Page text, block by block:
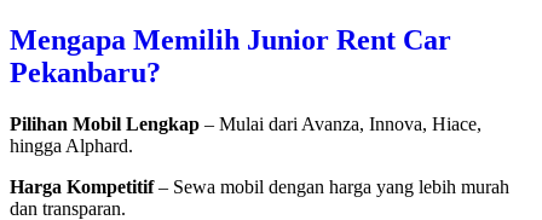
Mengapa Memilih Junior Rent Car
Pekanbaru?
Pilihan Mobil Lengkap – Mulai dari Avanza, Innova, Hiace,
hingga Alphard.
Harga Kompetitif– Sewa mobil dengan harga yang lebih murah
dan transparan.